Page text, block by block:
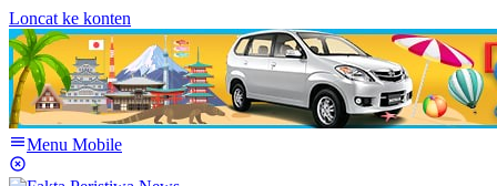
Loncat ke konten
Menu Mobile